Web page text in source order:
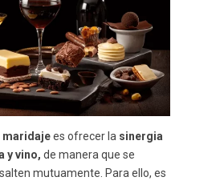
maridajees ofrecer la sinergia
y vino, de manera que se
mutuamente. Para ello, es